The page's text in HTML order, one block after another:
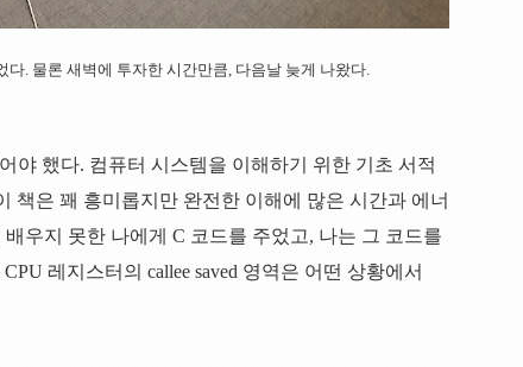
. 물론 새벽에 투자한 시간만큼, 다음날 늦게 나왔다.
어야 했다. 컴퓨터 시스템을 이해하기 위한 기초 서적
책은 꽤 흥미롭지만 완전한 이해에 많은 시간과 에너
우지 못한 나에게 C 코드를 주었고, 나는 그 코드를
레지스터의 callee saved 영역은 어떤 상황에서